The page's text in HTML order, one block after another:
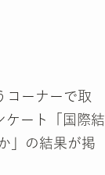
コーナーで取
ケート「国際結
」の結果が掲